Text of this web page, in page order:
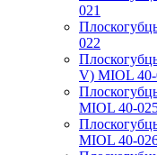
021
022
V) MIOL
MIOL 40-
MIOL 40-